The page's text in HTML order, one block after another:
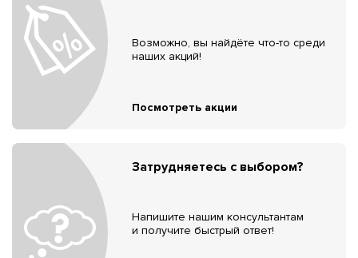
Возможно, вы найдёте что-то среди
наших акций!
Посмотреть акции
Затрудняетесь с выбором?
Напишите нашим консультантам
и получите быстрый ответ!